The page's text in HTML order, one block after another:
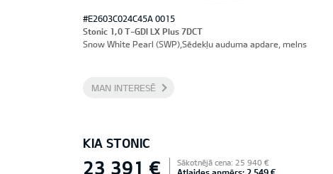
#E2603C024C45A 0015
Stonic 1,0 T-GDI LX Plus 7DCT
Snow White Pearl (SWP),Sēdekļu auduma apdare, melns
MAN INTERESĒ
KIA STONIC
23 391 € Sākotnējā cena: 25 940 €
Atlaides apmērs: 2 549 €